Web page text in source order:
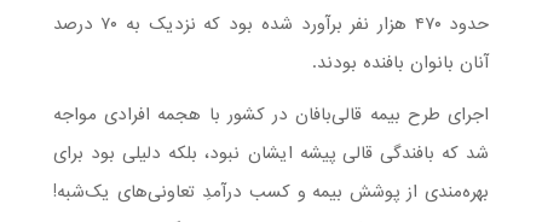
حدود ۴۷۰ هزار نفر برآورد شده بود که نزدیک به ۷۰ درصد
آنان بانوان بافنده بودند.
اجرای طرح بیمه قالی‌بافان در کشور با هجمه افرادی مواجه
شد که بافندگی قالی پیشه ایشان نبود، بلکه دلیلی بود برای
بهره‌مندی از پوشش بیمه و کسب درآمدِ تعاونی‌های یک‌شبه‌!